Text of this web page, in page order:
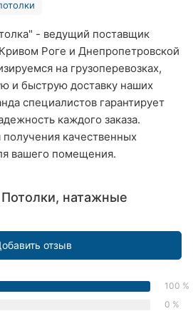
- ведущий поставщик
Роге и Днепропетровской
на грузоперевозках,
и быструю доставку наших
специалистов гарантирует
каждого заказа.
качественных
вашего помещения.
натажные
отзыв
100 %
0 %